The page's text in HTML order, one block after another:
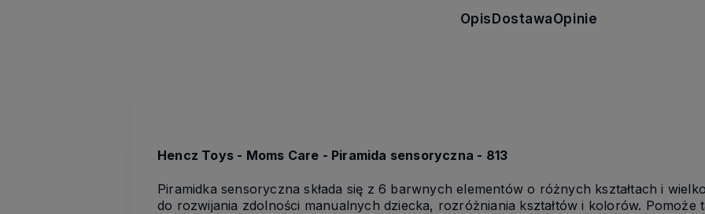
OpisDostawaOpinie
Hencz Toys - Moms Care - Piramida sensoryczna - 813
Piramidka sensoryczna składa się z 6 barwnych elementów o różnych kształtach i
do rozwijania zdolności manualnych dziecka, rozróżniania kształtów i kolorów. Pomoże